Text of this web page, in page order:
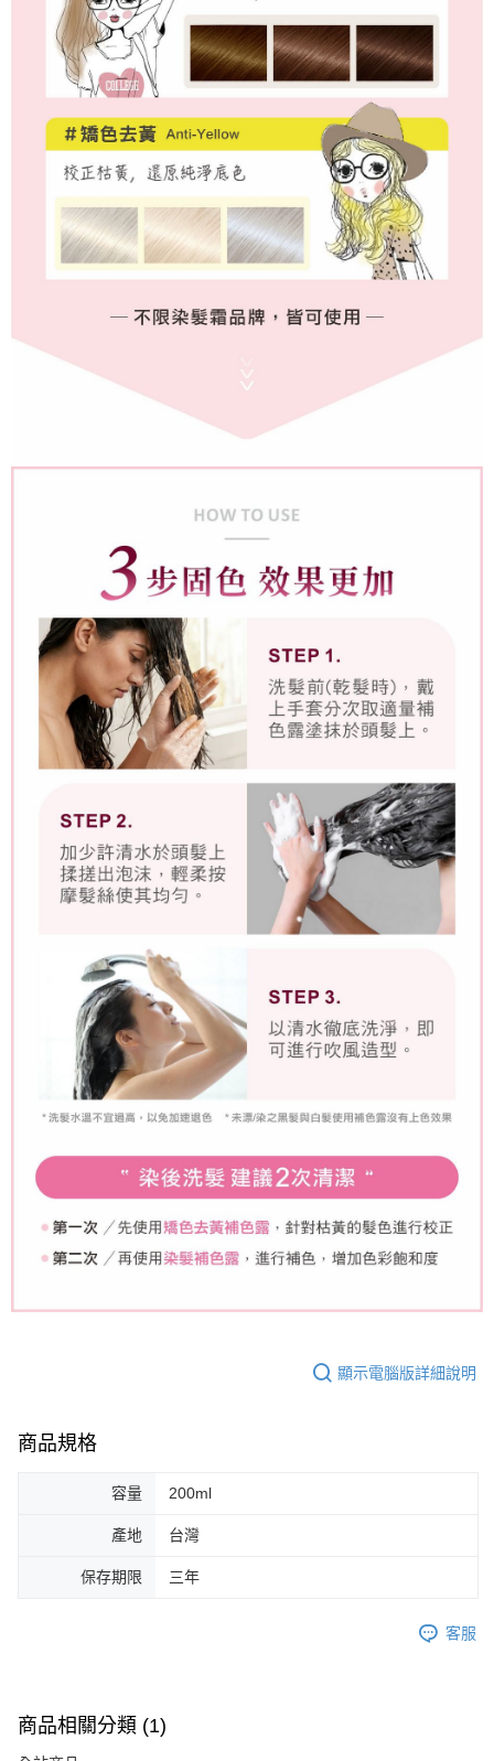
顯示電腦版詳細說明
商品規格
容量 200ml
產地 台灣
保存期限 三年
客服
商品相關分類 (1)